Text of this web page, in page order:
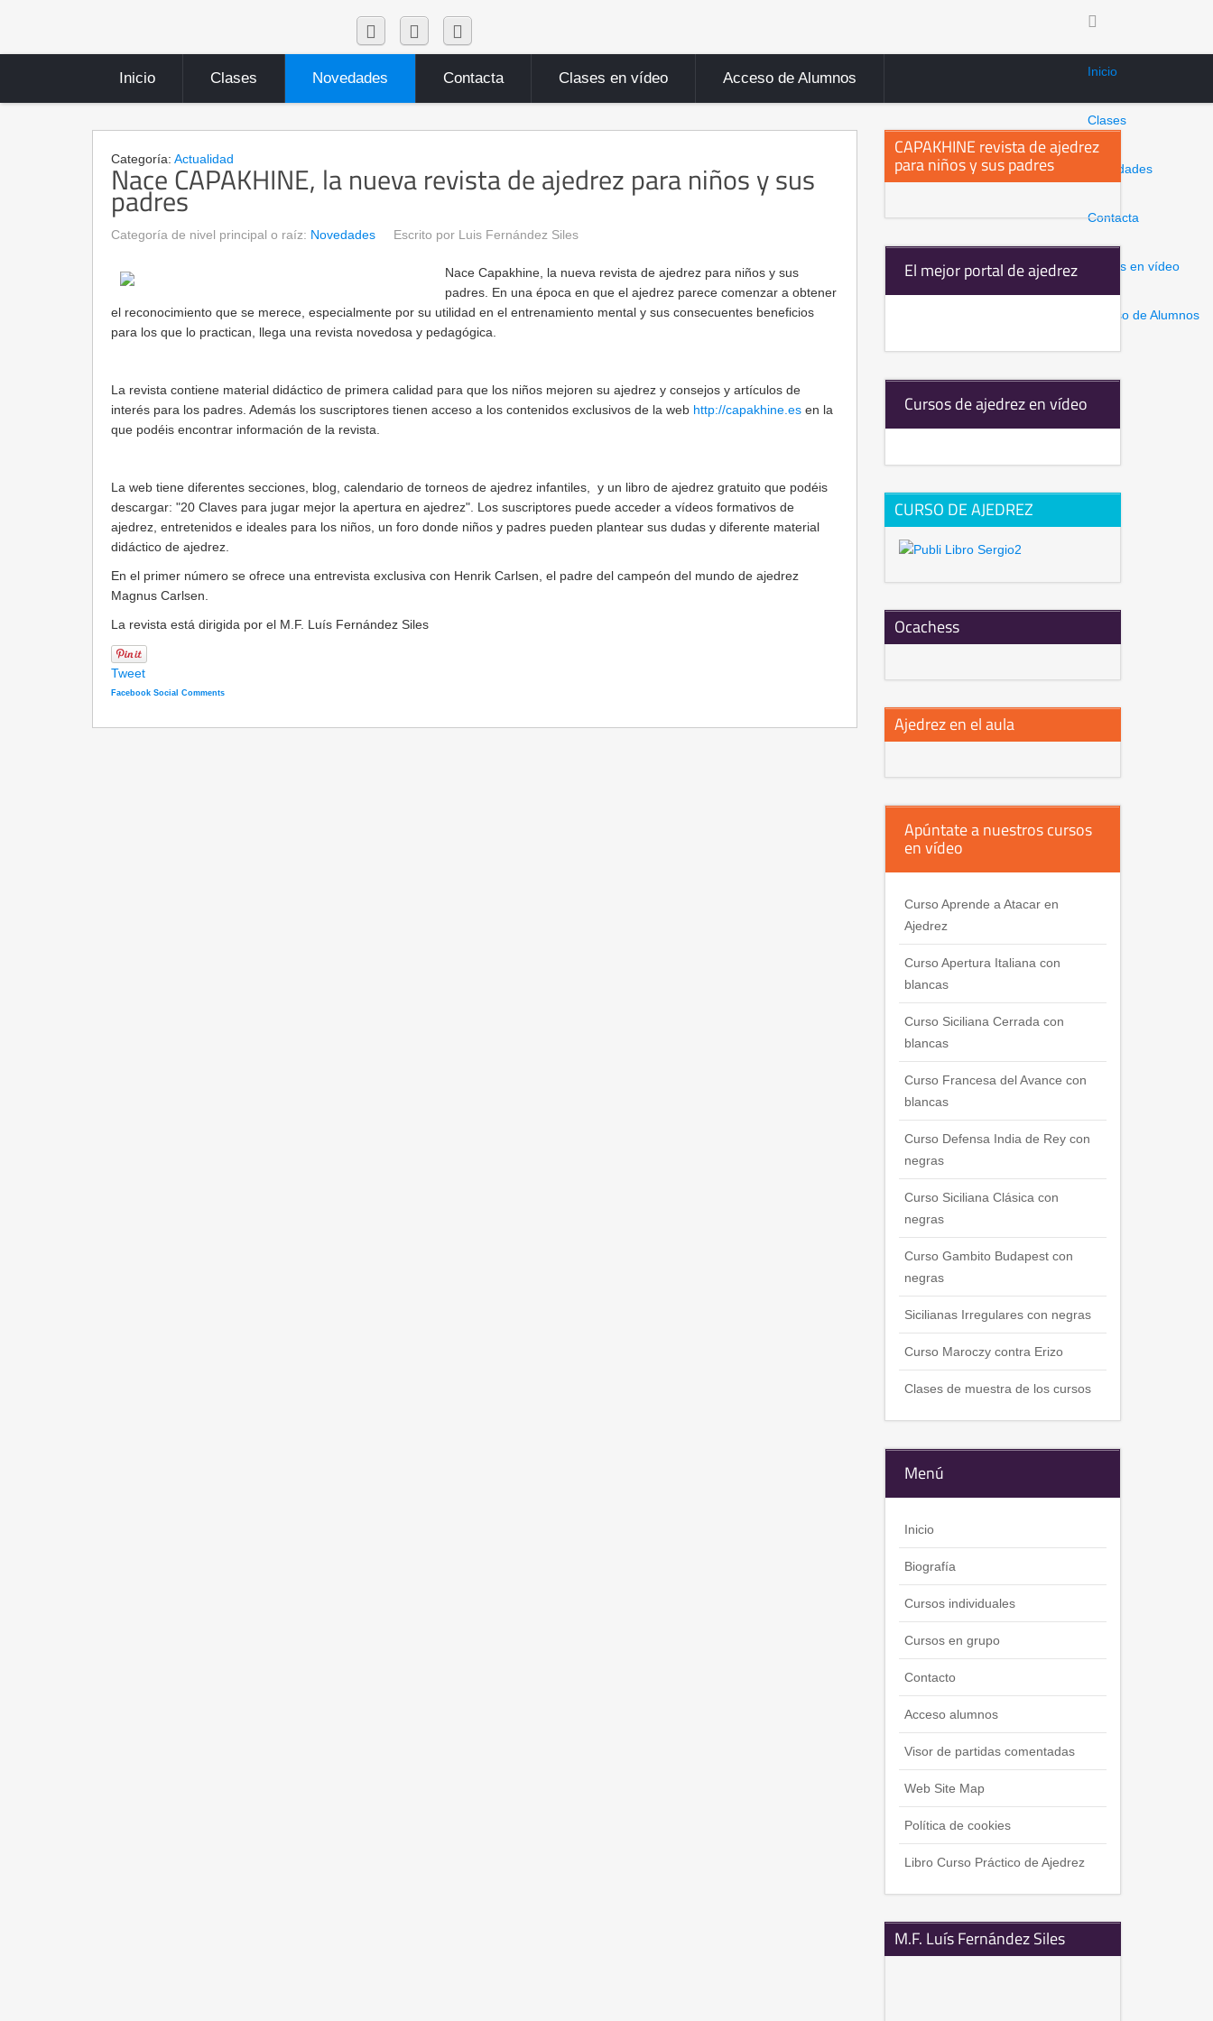
Inicio Clases Novedades Contacta Clases en vídeo Acceso de Alumnos Inicio
Clases
Novedades
Contacta
Clases en vídeo
Acceso de Alumnos
Categoría: Actualidad
Nace CAPAKHINE, la nueva revista de ajedrez para niños y sus
padres
Categoría de nivel principal o raíz: Novedades Escrito por Luis Fernández Siles
Nace Capakhine, la nueva revista de ajedrez para niños y sus
padres. En una época en que el ajedrez parece comenzar a obtener
el reconocimiento que se merece, especialmente por su utilidad en el entrenamiento mental y sus consecuentes beneficios
para los que lo practican, llega una revista novedosa y pedagógica.
La revista contiene material didáctico de primera calidad para que los niños mejoren su ajedrez y consejos y artículos de
interés para los padres. Además los suscriptores tienen acceso a los contenidos exclusivos de la web http://capakhine.es en la
que podéis encontrar información de la revista.
La web tiene diferentes secciones, blog, calendario de torneos de ajedrez infantiles, y un libro de ajedrez gratuito que podéis
descargar: "20 Claves para jugar mejor la apertura en ajedrez". Los suscriptores puede acceder a vídeos formativos de
ajedrez, entretenidos e ideales para los niños, un foro donde niños y padres pueden plantear sus dudas y diferente material
didáctico de ajedrez.
En el primer número se ofrece una entrevista exclusiva con Henrik Carlsen, el padre del campeón del mundo de ajedrez
Magnus Carlsen.
La revista está dirigida por el M.F. Luís Fernández Siles
Tweet
Facebook Social Comments
CAPAKHINE revista de ajedrez
para niños y sus padres
El mejor portal de ajedrez
Cursos de ajedrez en vídeo
CURSO DE AJEDREZ
Ocachess
Ajedrez en el aula
Apúntate a nuestros cursos
en vídeo
Curso Aprende a Atacar en
Ajedrez
Curso Apertura Italiana con
blancas
Curso Siciliana Cerrada con
blancas
Curso Francesa del Avance con
blancas
Curso Defensa India de Rey con
negras
Curso Siciliana Clásica con
negras
Curso Gambito Budapest con
negras
Sicilianas Irregulares con negras
Curso Maroczy contra Erizo
Clases de muestra de los cursos
Menú
Inicio
Biografía
Cursos individuales
Cursos en grupo
Contacto
Acceso alumnos
Visor de partidas comentadas
Web Site Map
Política de cookies
Libro Curso Práctico de Ajedrez
M.F. Luís Fernández Siles